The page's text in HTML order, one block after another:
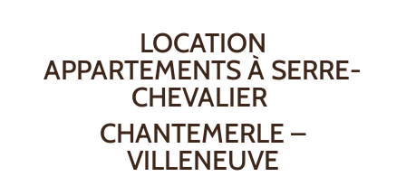
LOCATION
APPARTEMENTS À SERRE-
CHEVALIER
CHANTEMERLE –
VILLENEUVE